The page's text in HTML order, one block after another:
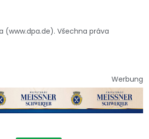
(www.dpa.de). Všechna práva
Werbung